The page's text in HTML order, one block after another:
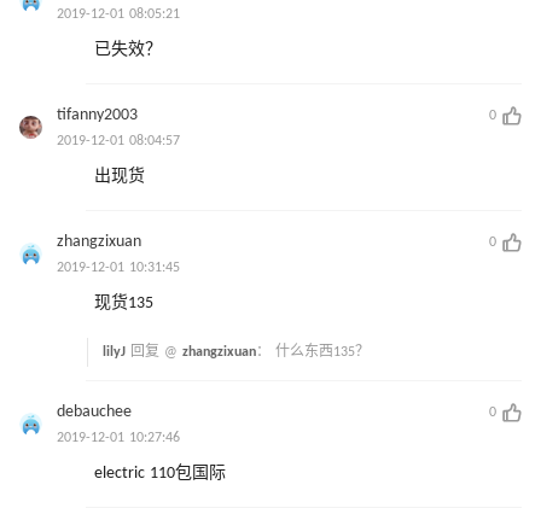
2019-12-01 08:05:21
已失效？
tifanny2003
0
2019-12-01 08:04:57
出现货
zhangzixuan
0
2019-12-01 10:31:45
现货135
lilyJ 回复 @ zhangzixuan： 什么东西135？
debauchee
0
2019-12-01 10:27:46
electric 110包国际